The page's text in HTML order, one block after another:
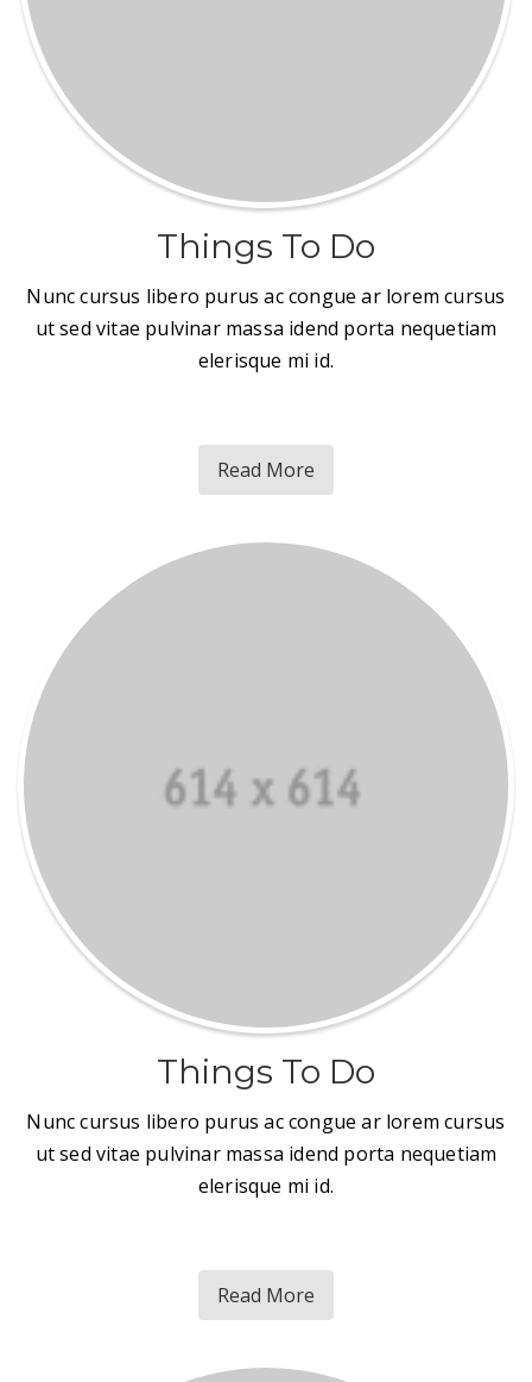
Things To Do
Nunc cursus libero purus ac congue ar lorem cursus
ut sed vitae pulvinar massa idend porta nequetiam
elerisque mi id.
Read More
Things To Do
Nunc cursus libero purus ac congue ar lorem cursus
ut sed vitae pulvinar massa idend porta nequetiam
elerisque mi id.
Read More